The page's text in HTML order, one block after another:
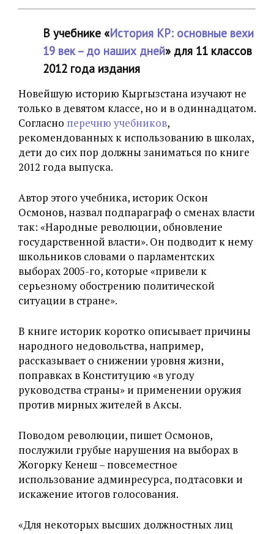
В учебнике «‎История КР: основные вехи
19 век – до наших дней» для 11 классов
2012 года издания
Новейшую историю Кыргызстана изучают не
только в девятом классе, но и в одиннадцатом.
Согласно перечню учебников,
рекомендованных к использованию в школах,
дети до сих пор должны заниматься по книге
2012 года выпуска.
Автор этого учебника, историк Оскон
Осмонов, назвал подпараграф о сменах власти
так: «‎Народные революции, обновление
государственной власти». Он подводит к нему
школьников словами о парламентских
выборах 2005-го, которые «привели к
серьезному обострению политической
ситуации в стране‎».
В книге историк коротко описывает причины
народного недовольства, например,
рассказывает о снижении уровня жизни,
поправках в Конституцию «в угоду
руководства страны» и применении оружия
против мирных жителей в Аксы.
Поводом революции, пишет Осмонов,
послужили грубые нарушения на выборах в
Жогорку Кенеш – повсеместное
использование админресурса, подтасовки и
искажение итогов голосования.
«‎Для некоторых высших должностных лиц